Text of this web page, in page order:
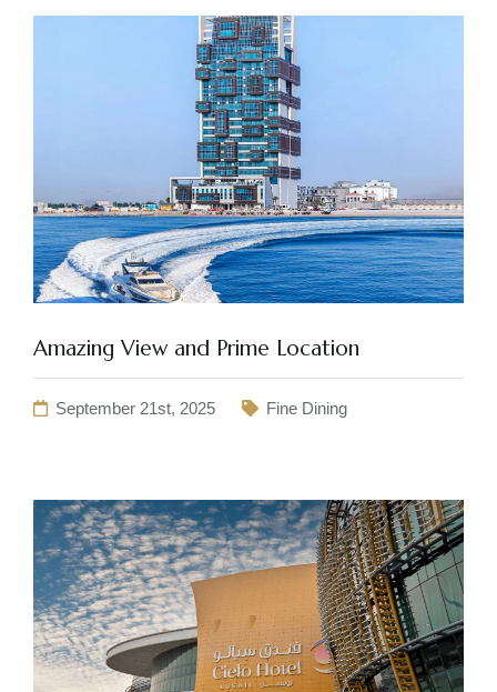
Amazing View and Prime Location
September 21st, 2025 Fine Dining